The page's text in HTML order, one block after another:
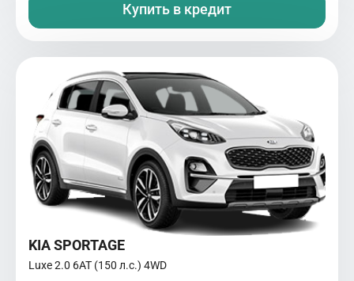
Купить в кредит
KIA SPORTAGE
Luxe 2.0 6АТ (150 л.с.) 4WD